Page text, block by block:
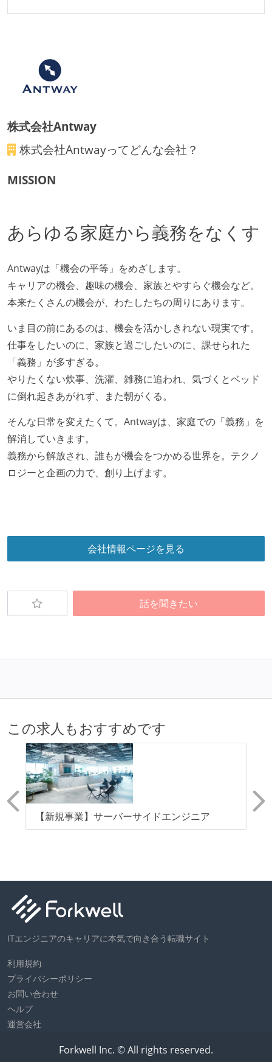
ワークフローの整備
ベースで行われる
自動（＝システム化され、1コマンドで実行できる）
コードによるインフラ構成管理（Infrastructure as
Code）の環境が整備されている
人事情報や秘匿性の高い内容を除いて、経営陣やマネ
KPI などチームの目標・実績値について、メンバーの
ドキュメントの整備やペアプロ、モブワークなど、ナ
レッジの共有を積極的に行っている（属人性を減らす
取り組みをしている）
大規模サービスの開発
大規模テーブルあり（1テーブルあたり数千万レコー
ド以上）
労働環境の自由度
オフィスへの通勤圏内であればフルリモートできる
週4日リモート勤務のハイブリットワーク（週1出社）
業務時間中に中抜けできる制度がある
2年以内に未就学児を子育てしながら働いていたエン
待遇・福利厚生
イベントへの業務参加やチケット負担など、会社とし
ある
入社時には、各自希望のスペックの PC やディスプレ
株式会社Antway
株式会社Antwayってどんな会社？
MISSION
あらゆる家庭から義務をなくす
Antwayは「機会の平等」をめざします。
キャリアの機会、趣味の機会、家族とやすらぐ機会など。
本来たくさんの機会が、わたしたちの周りにあります。
いま目の前にあるのは、機会を活かしきれない現実です。
仕事をしたいのに、家族と過ごしたいのに、課せられた
「義務」が多すぎる。
やりたくない炊事、洗濯、雑務に追われ、気づくとベッド
に倒れ起きあがれず、また朝がくる。
そんな日常を変えたくて。Antwayは、家庭での「義務」を
解消していきます。
義務から解放され、誰もが機会をつかめる世界を。テクノ
ロジーと企画の力で、創り上げます。
会社情報ページを見る
話を聞きたい
この求人もおすすめです
【新規事業】サーバーサイドエンジニア
ITエンジニアのキャリアに本気で向き合う転職サイト
利用規約
プライバシーポリシー
お問い合わせ
ヘルプ
運営会社
Forkwell Inc. © All rights reserved.